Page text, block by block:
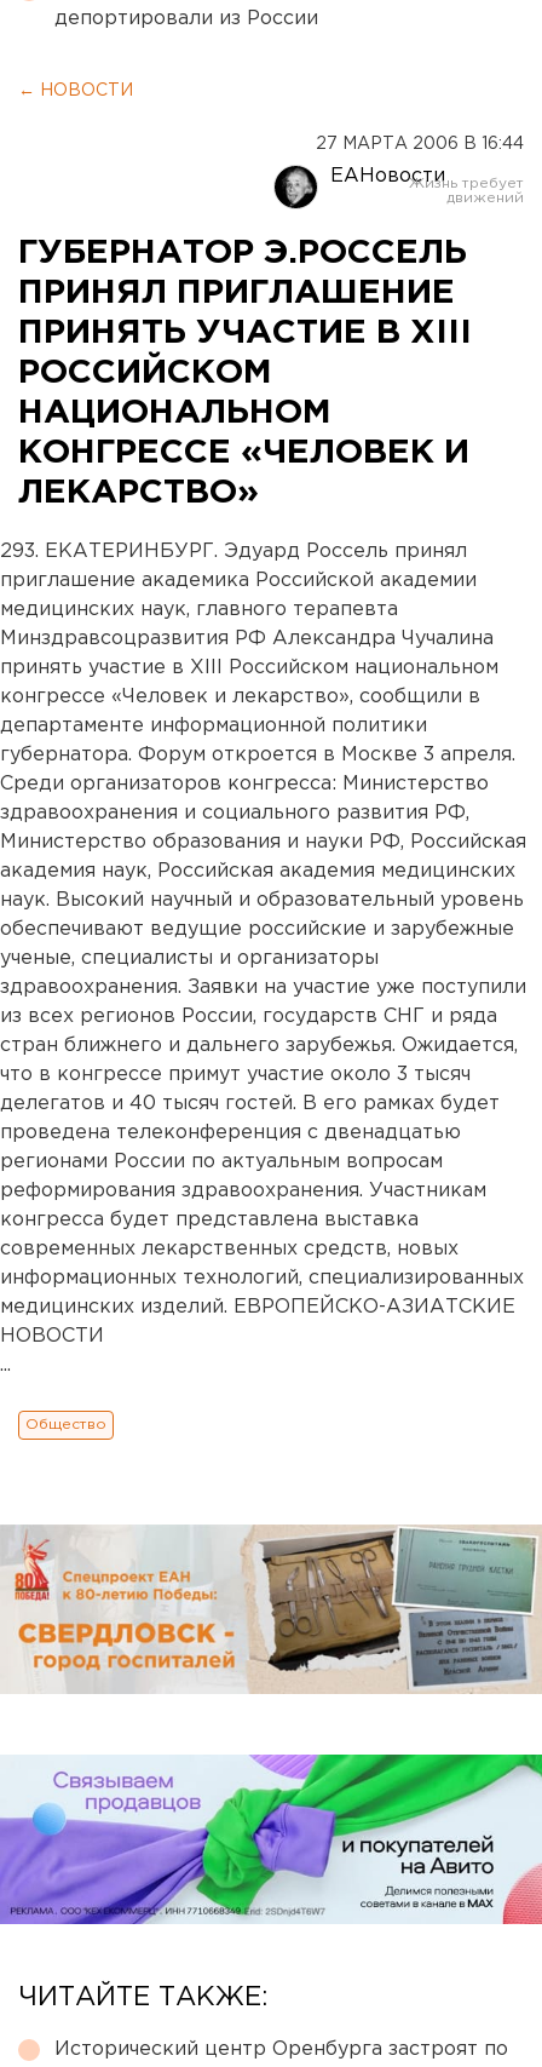
депортировали из России
← НОВОСТИ
27 МАРТА 2006 В 16:44
ЕАНовости
ГУБЕРНАТОР Э.РОССЕЛЬ
ПРИНЯЛ ПРИГЛАШЕНИЕ
ПРИНЯТЬ УЧАСТИЕ В XIII
РОССИЙСКОМ
НАЦИОНАЛЬНОМ
КОНГРЕССЕ «ЧЕЛОВЕК И
ЛЕКАРСТВО»
293. ЕКАТЕРИНБУРГ. Эдуард Россель принял
приглашение академика Российской академии
медицинских наук, главного терапевта
Минздравсоцразвития РФ Александра Чучалина
принять участие в XIII Российском национальном
конгрессе «Человек и лекарство», сообщили в
департаменте информационной политики
губернатора. Форум откроется в Москве 3 апреля.
Среди организаторов конгресса: Министерство
здравоохранения и социального развития РФ,
Министерство образования и науки РФ, Российская
академия наук, Российская академия медицинских
наук. Высокий научный и образовательный уровень
обеспечивают ведущие российские и зарубежные
ученые, специалисты и организаторы
здравоохранения. Заявки на участие уже поступили
из всех регионов России, государств СНГ и ряда
стран ближнего и дальнего зарубежья. Ожидается,
что в конгрессе примут участие около 3 тысяч
делегатов и 40 тысяч гостей. В его рамках будет
проведена телеконференция с двенадцатью
регионами России по актуальным вопросам
реформирования здравоохранения. Участникам
конгресса будет представлена выставка
современных лекарственных средств, новых
информационных технологий, специализированных
медицинских изделий. ЕВРОПЕЙСКО-АЗИАТСКИЕ
НОВОСТИ
...
Общество
ЧИТАЙТЕ ТАКЖЕ:
Исторический центр Оренбурга застроят по